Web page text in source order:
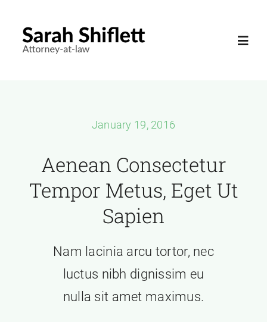
content
Services
January 19, 2016
Aenean Consectetur
Tempor Metus, Eget Ut
Sapien
Nam lacinia arcu tortor, nec
luctus nibh dignissim eu
nulla sit amet maximus.